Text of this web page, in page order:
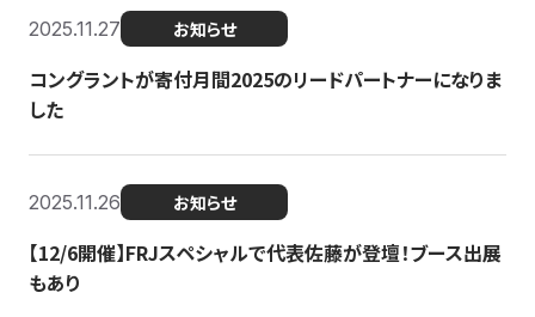
2025.11.27 お知らせ
コングラントが寄付月間2025のリードパートナーになりま
した
2025.11.26 お知らせ
【12/6開催】FRJスペシャルで代表佐藤が登壇！ブース出展
もあり